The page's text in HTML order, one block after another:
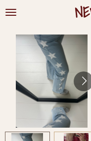
Ga
direct
hoofdinhoud